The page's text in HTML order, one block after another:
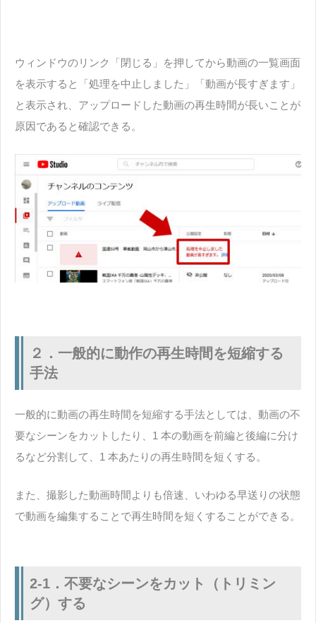
ウィンドウのリンク「閉じる」を押してから動画の一覧画面
を表示すると「処理を中止しました」「動画が長すぎます」
と表示され、アップロードした動画の再生時間が長いことが
原因であると確認できる。
２．一般的に動作の再生時間を短縮する
手法
一般的に動画の再生時間を短縮する手法としては、動画の不
要なシーンをカットしたり、1 本の動画を前編と後編に分け
るなど分割して、1 本あたりの再生時間を短くする。
また、撮影した動画時間よりも倍速、いわゆる早送りの状態
で動画を編集することで再生時間を短くすることができる。
2-1．不要なシーンをカット（トリミン
グ）する